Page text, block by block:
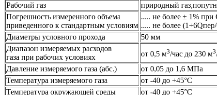
Рабочий газ
природный
Погрешность измеренного объема
приведенного к стандартным условиям
..... не более ± 1% при
..... не более
Диаметры условного прохода
50 мм
Диапазон измеряемых расходов
газа при рабочих условиях
от 0,5 м3/час до 230 м3
Давление измеряемого газа (абс.)
от 0,05 до 1,6 МПа
Температура измеряемого газа
от -40 до +45°С
Температура окружающей среды
от -40 до +45°С